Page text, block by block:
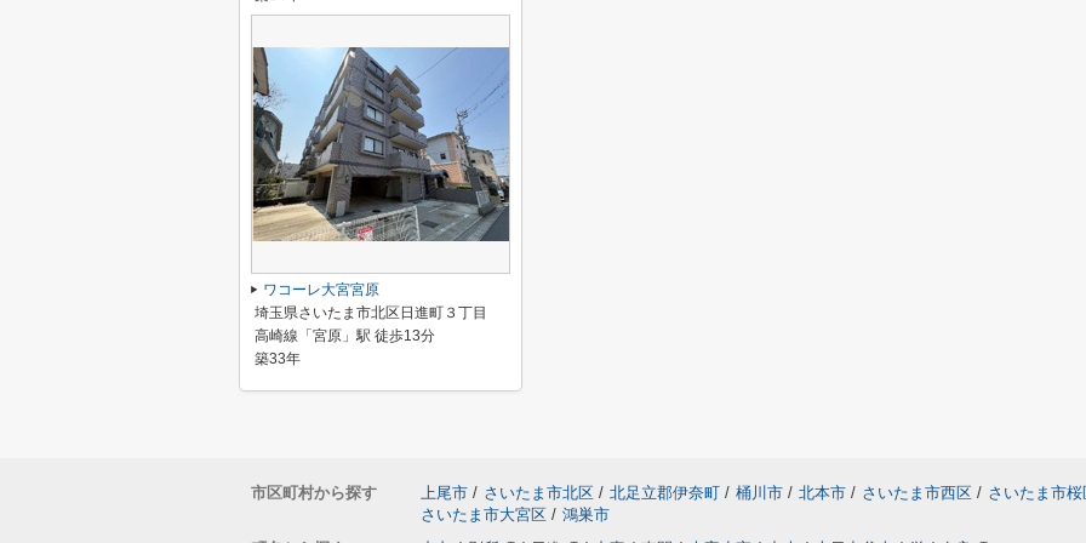
ワコーレ大宮宮原
埼玉県さいたま市北区日進町３丁目
高崎線「宮原」駅 徒歩13分
築33年
市区町村から探す 上尾市 / さいたま市北区 / 北足立郡伊奈町 / 桶川市 / 北本市 / さいたま市西区 / さいたま市桜
さいたま市大宮区 / 鴻巣市